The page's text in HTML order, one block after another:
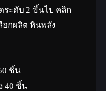
ระดับ 2 ขึ้นไป คลิก
อกผลิต หินพลัง
ชิ้น
40 ชิ้น